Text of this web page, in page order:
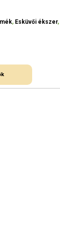
, Esküvői ékszer,